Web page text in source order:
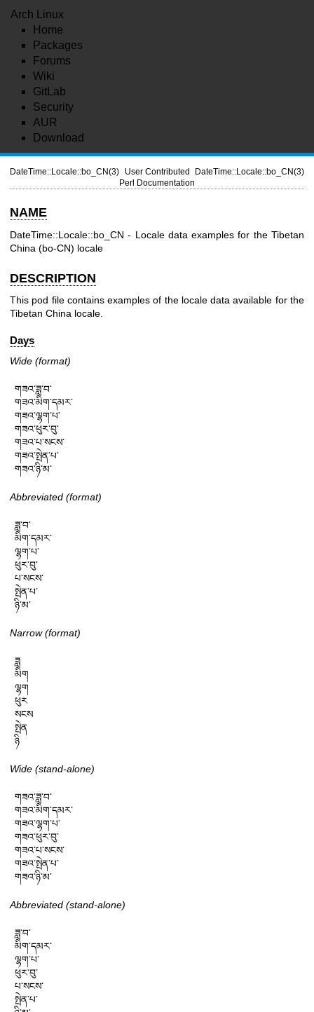
Arch Linux
Home
Packages
Forums
Wiki
GitLab
Security
AUR
Download
DateTime::Locale::bo_CN(3)
User Contributed
Perl Documentation
DateTime::Locale::bo_CN(3)
NAME
DateTime::Locale::bo_CN - Locale data examples for the Tibetan
China (bo-CN) locale
DESCRIPTION
This pod file contains examples of the locale data available for the
Tibetan China locale.
Days
Wide (format)
གཟའ་ཟླ་བ་
གཟའ་མིག་དམར་
གཟའ་ལྷག་པ་
གཟའ་ཕུར་བུ་
གཟའ་པ་སངས་
གཟའ་སྤེན་པ་
གཟའ་ཉི་མ་
Abbreviated (format)
ཟླ་བ་
མིག་དམར་
ལྷག་པ་
ཕུར་བུ་
པ་སངས་
སྤེན་པ་
ཉི་མ་
Narrow (format)
ཟླ
མིག
ལྷག
ཕུར
སངས
སྤེན
ཉི
Wide (stand-alone)
གཟའ་ཟླ་བ་
གཟའ་མིག་དམར་
གཟའ་ལྷག་པ་
གཟའ་ཕུར་བུ་
གཟའ་པ་སངས་
གཟའ་སྤེན་པ་
གཟའ་ཉི་མ་
Abbreviated (stand-alone)
ཟླ་བ་
མིག་དམར་
ལྷག་པ་
ཕུར་བུ་
པ་སངས་
སྤེན་པ་